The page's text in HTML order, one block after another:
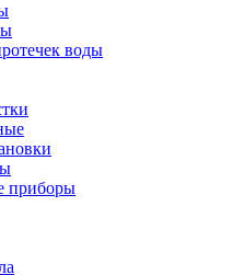
воды
приборы